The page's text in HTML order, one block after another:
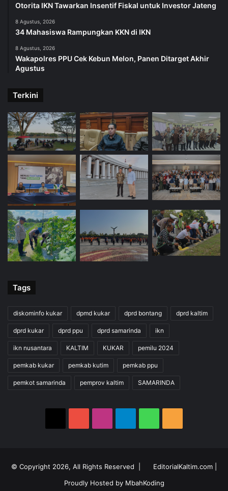
Otorita IKN Tawarkan Insentif Fiskal untuk Investor Jateng
8 Agustus, 2026
34 Mahasiswa Rampungkan KKN di IKN
8 Agustus, 2026
Wakapolres PPU Cek Kebun Melon, Panen Ditarget Akhir
Agustus
Terkini
Tags
diskominfo kukar dpmd kukar dprd bontang dprd kaltim
dprd kukar dprd ppu dprd samarinda ikn
ikn nusantara KALTIM KUKAR pemilu 2024
pemkab kukar pemkab kutim pemkab ppu
pemkot samarinda pemprov kaltim SAMARINDA
© Copyright 2026, All Rights Reserved | EditorialKaltim.com
Proudly Hosted by MbahKoding